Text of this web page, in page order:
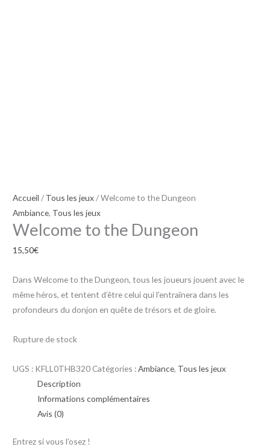
Accueil / Tous les jeux/ Welcome to the Dungeon
Ambiance, Tous les jeux
Welcome to the Dungeon
15,50€
Dans Welcome to the Dungeon, tous les joueurs jouent avec le
même héros, et tentent d’être celui qui l’entraînera dans les
profondeurs du donjon en quête de trésors et de gloire.
Rupture de stock
UGS : KFLL0THB320 Catégories :Ambiance, Tous les jeux
Description
Informations complémentaires
Avis (0)
Entrez si vous l’osez !